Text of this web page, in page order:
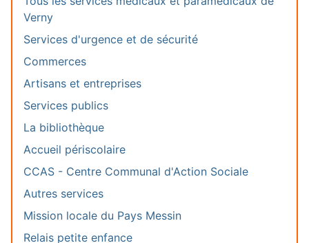
Verny
Services d'urgence et de sécurité
Commerces
Artisans et entreprises
Services publics
La bibliothèque
Accueil périscolaire
CCAS - Centre Communal d'Action Sociale
Autres services
Mission locale du Pays Messin
Relais petite enfance